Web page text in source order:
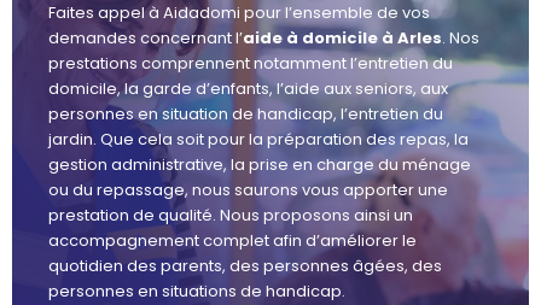
Faites appel à Aidadomi pour l’ensemble de vos
demandes concernant l’aide à domicile à Arles. Nos
prestations comprennent notamment l’entretien du
domicile, la garde d’enfants, l’aide aux seniors, aux
personnes en situation de handicap, l’entretien du
jardin. Que cela soit pour la préparation des repas, la
gestion administrative, la prise en charge du ménage
ou du repassage, nous saurons vous apporter une
prestation de qualité. Nous proposons ainsi un
accompagnement complet afin d’améliorer le
quotidien des parents, des personnes âgées, des
personnes en situations de handicap.